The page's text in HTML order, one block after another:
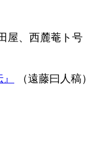
屋、西麓菴ト号
（遠藤曰人稿）